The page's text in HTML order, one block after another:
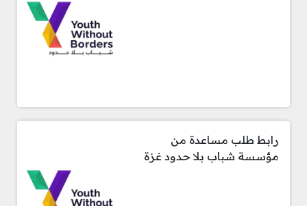
رابط طلب مساعدة من
مؤسسة شباب بلا حدود غزة